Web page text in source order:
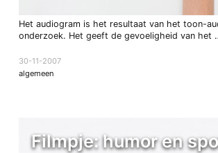
Het audiogram is het resultaat van het toon-
onderzoek. Het geeft de gevoeligheid van het
30-11-2007
algemeen
Filmpje: humor en